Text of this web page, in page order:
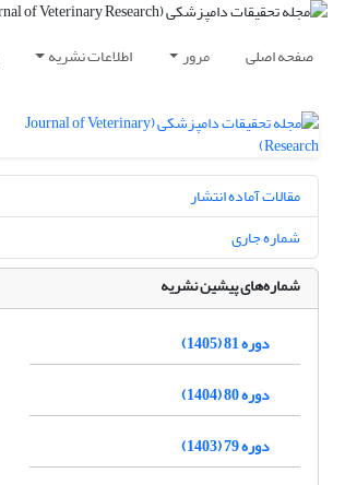
صفحه اصلی مرور اطلاعات نشریه
مقالات آماده انتشار
شماره جاری
شماره‌های پیشین نشریه
دوره 81 (1405)
دوره 80 (1404)
دوره 79 (1403)